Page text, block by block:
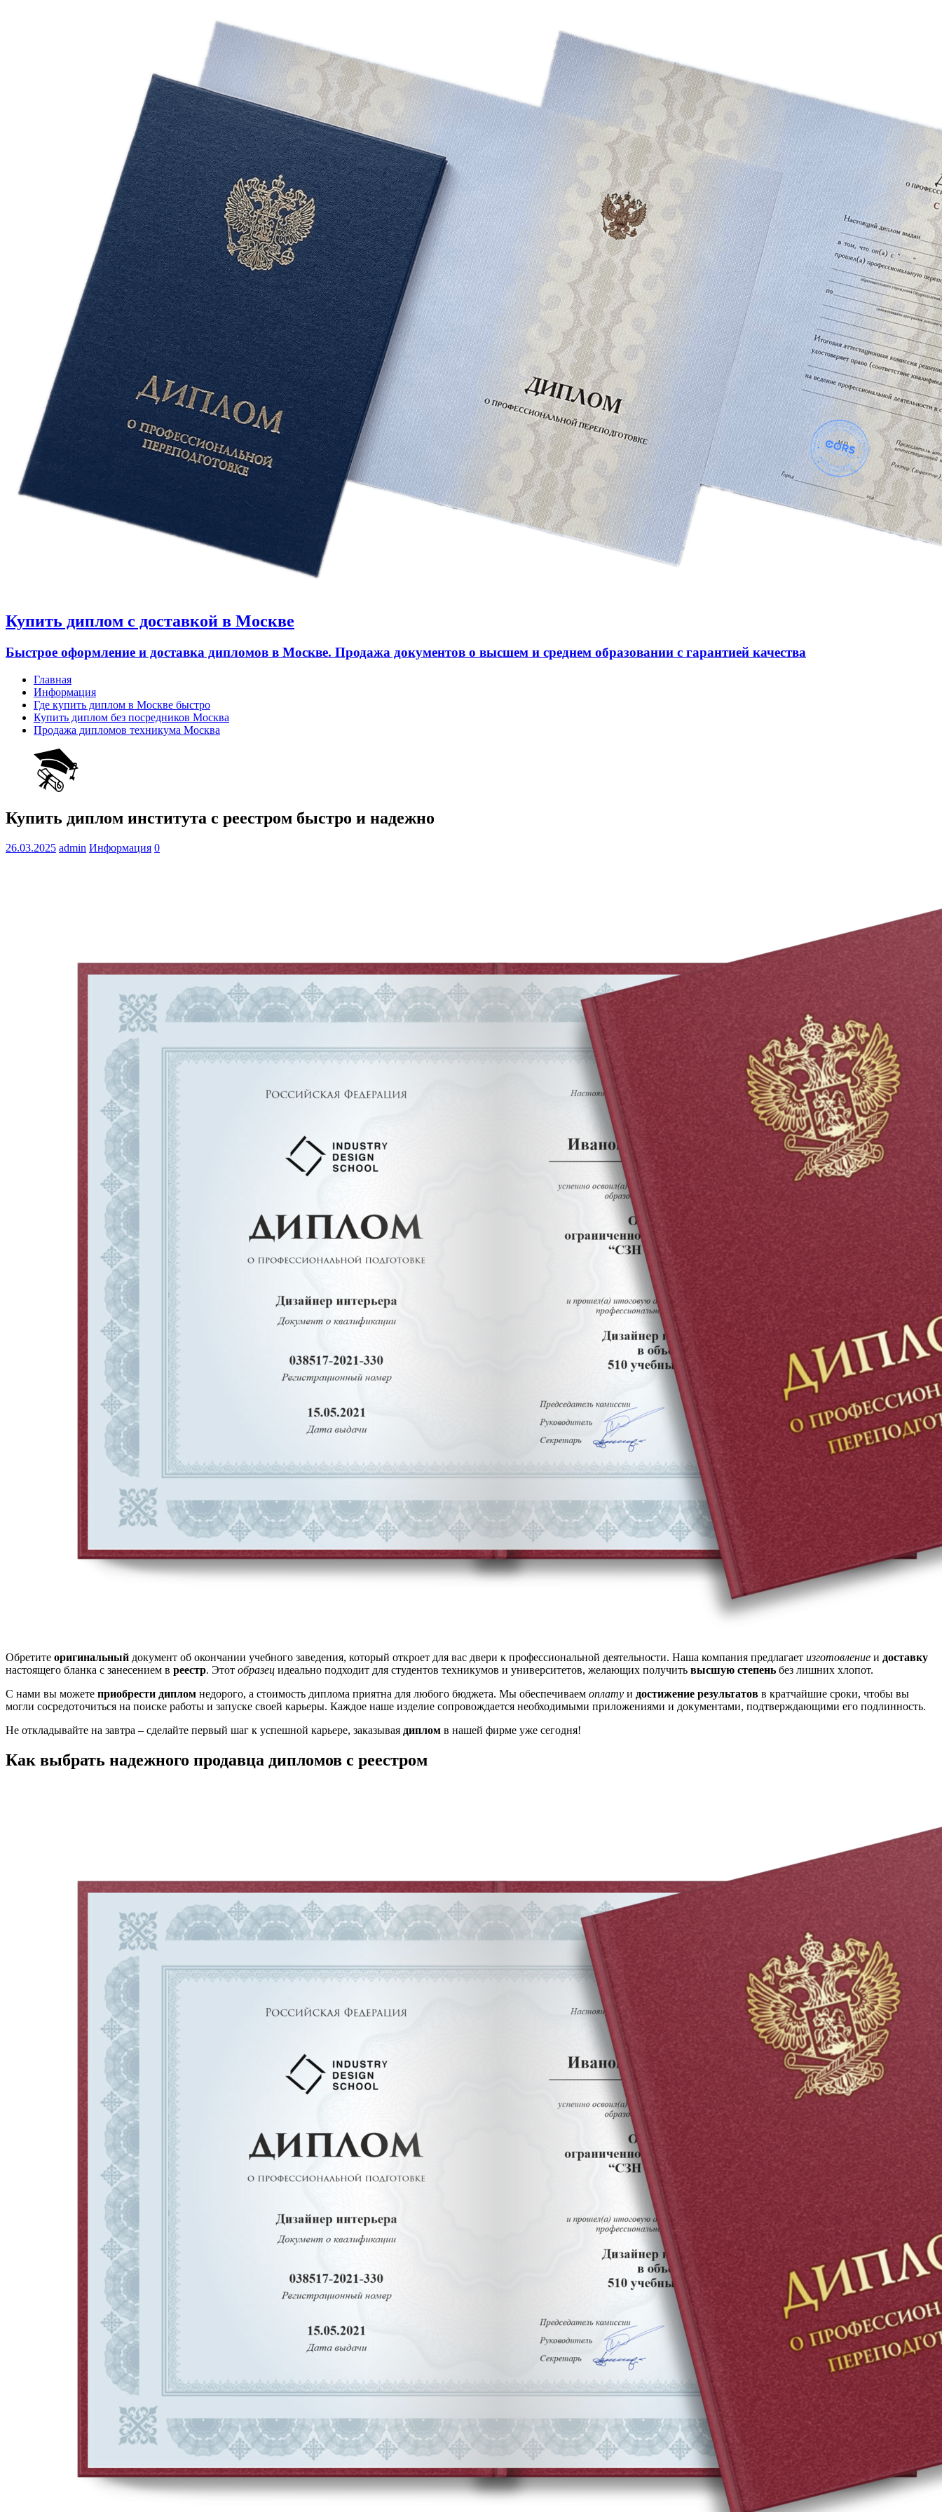
Купить диплом с доставкой в Москве
Быстрое оформление и доставка дипломов в Москве. Продажа документов о высшем и среднем образовании с гарантией качества
Главная
Информация
Где купить диплом в Москве быстро
Купить диплом без посредников Москва
Продажа дипломов техникума Москва
Купить диплом института с реестром быстро и надежно
26.03.2025 admin Информация 0
Обретите оригинальный документ об окончании учебного заведения, который откроет для вас двери к профессиональной деятельности. Наша компания предлагает изготовление и доставку
настоящего бланка с занесением в реестр. Этот образец идеально подходит для студентов техникумов и университетов, желающих получить высшую степень без лишних хлопот.
С нами вы можете приобрести диплом недорого, а стоимость диплома приятна для любого бюджета. Мы обеспечиваем оплату и достижение результатов в кратчайшие сроки, чтобы вы
могли сосредоточиться на поиске работы и запуске своей карьеры. Каждое наше изделие сопровождается необходимыми приложениями и документами, подтверждающими его подлинность.
Не откладывайте на завтра – сделайте первый шаг к успешной карьере, заказывая диплом в нашей фирме уже сегодня!
Как выбрать надежного продавца дипломов с реестром